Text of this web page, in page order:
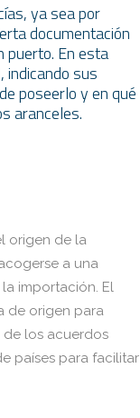
ya sea por
documentación
puerto. En esta
indicando sus
poseerlo y en qué
aranceles.
origen de la
a una
importación. El
de origen para
los acuerdos
países para facilitar